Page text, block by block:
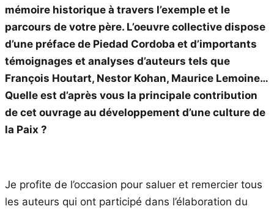
mémoire historique à travers l’exemple et le
parcours de votre père. L’oeuvre collective dispose
d’une préface de Piedad Cordoba et d’importants
témoignages et analyses d’auteurs tels que
François Houtart, Nestor Kohan, Maurice Lemoine…
Quelle est d’après vous la principale contribution
de cet ouvrage au développement d’une culture de
la Paix ?
Je profite de l’occasion pour saluer et remercier tous
les auteurs qui ont participé dans l’élaboration du